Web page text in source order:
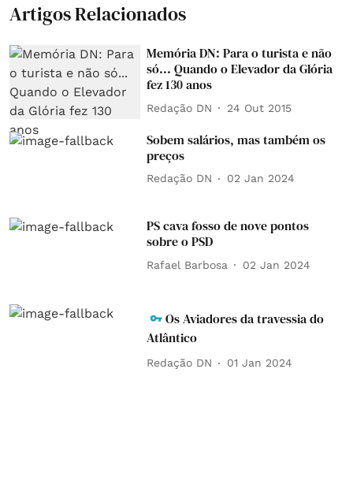
Artigos Relacionados
Memória DN: Para o turista e não
só... Quando o Elevador da Glória
fez 130 anos
Redação DN 24 Out 2015
Sobem salários, mas também os
preços
Redação DN 02 Jan 2024
PS cava fosso de nove pontos
sobre o PSD
Rafael Barbosa 02 Jan 2024
Os Aviadores da travessia do
Atlântico
Redação DN 01 Jan 2024